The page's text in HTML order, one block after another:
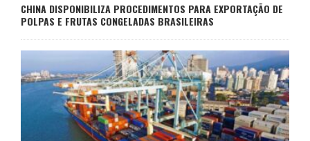
CHINA DISPONIBILIZA PROCEDIMENTOS PARA EXPORTAÇÃO DE
POLPAS E FRUTAS CONGELADAS BRASILEIRAS